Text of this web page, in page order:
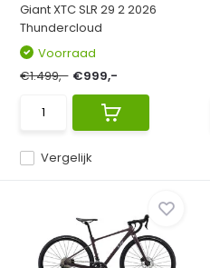
Giant XTC SLR 29 2 2026
Thundercloud
Vergelijk
Voorraad
€1.499,- €999,-